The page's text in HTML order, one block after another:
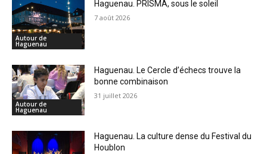
Autour de
Haguenau
Haguenau. PRISMA, sous le soleil
7 août 2026
Autour de
Haguenau
Haguenau. Le Cercle d’échecs trouve la
bonne combinaison
31 juillet 2026
Haguenau. La culture dense du Festival du
Houblon